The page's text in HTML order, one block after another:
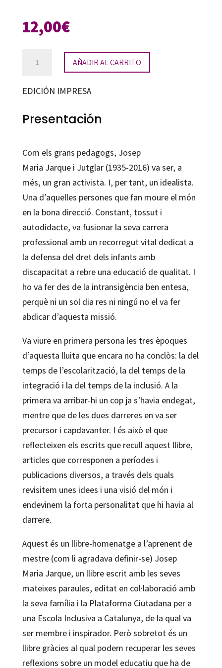
12,00€
una
inclusiva
AÑADIR AL CARRITO
EDICIÓN IMPRESA
Presentación
Com els grans pedagogs, Josep
Maria Jarque i Jutglar (1935-2016) va ser, a
més, un gran activista. I, per tant, un idealista.
Una d’aquelles persones que fan moure el món
en la bona direcció. Constant, tossut i
autodidacte, va fusionar la seva carrera
professional amb un recorregut vital dedicat a
la defensa del dret dels infants amb
discapacitat a rebre una educació de qualitat. I
ho va fer des de la intransigència ben entesa,
perquè ni un sol dia res ni ningú no el va fer
abdicar d’aquesta missió.
Va viure en primera persona les tres èpoques
d’aquesta lluita que encara no ha conclòs: la del
temps de l’escolarització, la del temps de la
integració i la del temps de la inclusió. A la
primera va arribar-hi un cop ja s’havia endegat,
mentre que de les dues darreres en va ser
precursor i capdavanter. I és això el que
reflecteixen els escrits que recull aquest llibre,
articles que corresponen a períodes i
publicacions diversos, a través dels quals
revisitem unes idees i una visió del món i
endevinem la forta personalitat que hi havia al
darrere.
Aquest és un llibre-homenatge a l’aprenent de
mestre (com li agradava definir-se) Josep
Maria Jarque, un llibre escrit amb les seves
mateixes paraules, editat en col·laboració amb
la seva família i la Plataforma Ciutadana per a
una Escola Inclusiva a Catalunya, de la qual va
ser membre i inspirador. Però sobretot és un
llibre gràcies al qual podem recuperar les seves
reflexions sobre un model educatiu que ha de